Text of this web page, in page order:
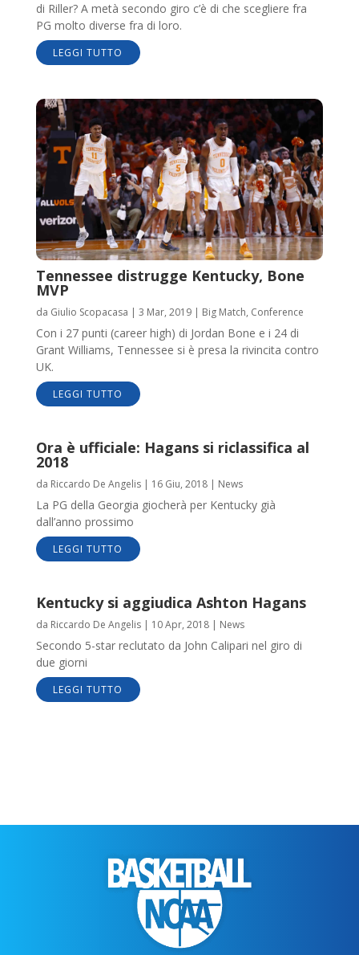
di Riller? A metà secondo giro c’è di che scegliere fra
PG molto diverse fra di loro.
LEGGI TUTTO
Tennessee distrugge Kentucky, Bone
MVP
da Giulio Scopacasa | 3 Mar, 2019| Big Match, Conference
Con i 27 punti (career high) di Jordan Bone e i 24 di
Grant Williams, Tennessee si è presa la rivincita contro
UK.
LEGGI TUTTO
Ora è ufficiale: Hagans si riclassifica al
2018
da Riccardo De Angelis| 16 Giu, 2018| News
La PG della Georgia giocherà per Kentucky già
dall’anno prossimo
LEGGI TUTTO
Kentucky si aggiudica Ashton Hagans
da Riccardo De Angelis| 10 Apr, 2018| News
Secondo 5-star reclutato da John Calipari nel giro di
due giorni
LEGGI TUTTO